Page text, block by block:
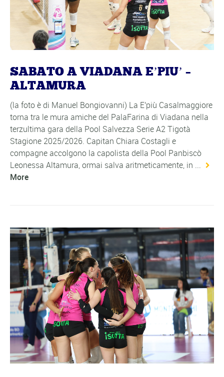
SABATO A VIADANA E’PIU’ –
ALTAMURA
(la foto è di Manuel Bongiovanni) La E'più Casalmaggiore
torna tra le mura amiche del PalaFarina di Viadana nella
terzultima gara della Pool Salvezza Serie A2 Tigotà
Stagione 2025/2026. Capitan Chiara Costagli e
compagne accolgono la capolista della Pool Panbiscò
Leonessa Altamura, ormai salva aritmeticamente, in ...
More